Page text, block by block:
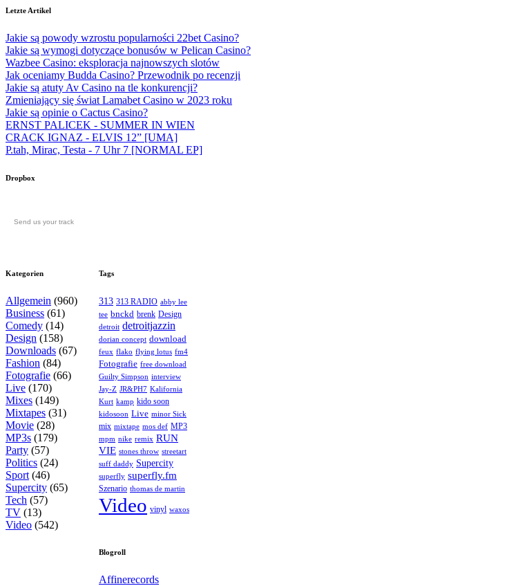
Letzte Artikel
Jakie są powody wzrostu popularności 22bet Casino?
Jakie są wymogi dotyczące bonusów w Pelican Casino?
Wazbee Casino: eksploracja najnowszych slotów
Jak oceniamy Budda Casino? Przewodnik po recenzji
Jakie są atuty Av Casino na tle konkurencji?
Zmieniający się świat Lamabet Casino w 2023 roku
Jakie są opinie o Cactus Casino?
ERNST PALICEK - SUMMER IN WIEN
CRACK IGNAZ - ELVIS 12” [UMA]
P.tah, Mirac, Testa - 7 Uhr 7 [NORMAL EP]
Dropbox
Send us your track
Kategorien
Allgemein (960)
Business (61)
Comedy (14)
Design (158)
Downloads (67)
Fashion (84)
Fotografie (66)
Live (170)
Mixes (149)
Mixtapes (31)
Movie (28)
MP3s (179)
Party (57)
Politics (24)
Sport (46)
Supercity (65)
Tech (57)
TV (13)
Video (542)
Tags
313 313 RADIO abby lee
tee bnckd brenk Design
detroit detroitjazzin
dorian concept download
feux flako flying lotus fm4
Fotografie free download
Guilty Simpson interview
Jay-Z JR&PH7 Kalifornia
Kurt kamp kido soon
kidosoon Live minor Sick
mix mixtape mos def MP3
mpm nike remix RUN
VIE stones throw streetart
suff daddy Supercity
superfly superfly.fm
Szenario thomas de martin
Video vinyl waxos
Blogroll
Affinerecords